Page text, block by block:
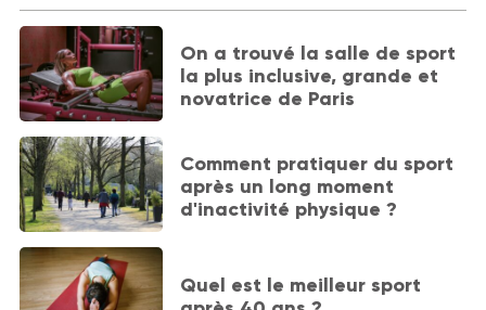
On a trouvé la salle de sport
la plus inclusive, grande et
novatrice de Paris
Comment pratiquer du sport
après un long moment
d'inactivité physique ?
Quel est le meilleur sport